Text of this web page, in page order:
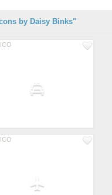
by Daisy Binks"
ICO
ICO